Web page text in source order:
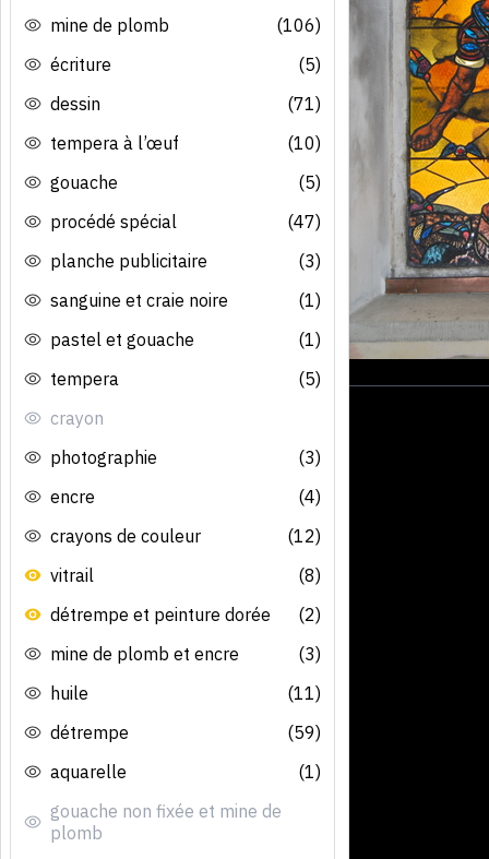
mine de plomb
(106)
écriture
(5)
dessin
(71)
tempera à l’œuf
(10)
gouache
(5)
procédé spécial
(47)
planche publicitaire
(3)
sanguine et craie noire
(1)
pastel et gouache
(1)
tempera
(5)
crayon
photographie
(3)
encre
(4)
crayons de couleur
(12)
vitrail
(8)
détrempe et peinture dorée
(2)
mine de plomb et encre
(3)
huile
(11)
détrempe
(59)
aquarelle
(1)
gouache non fixée et mine de
plomb